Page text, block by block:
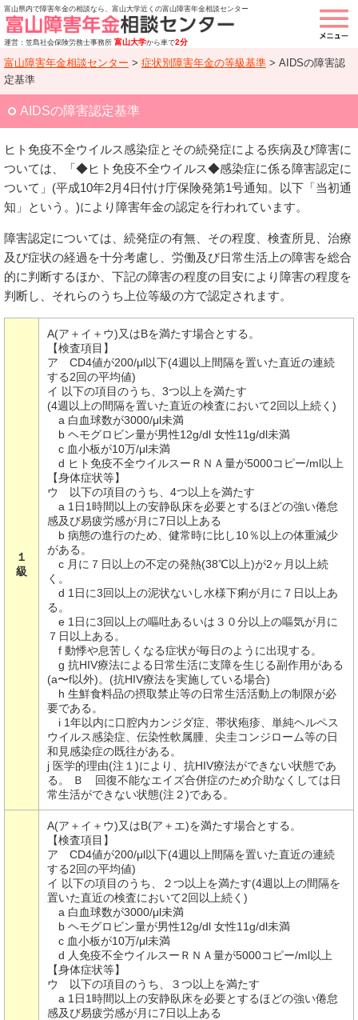
富山県内で障害年金の相談なら、富山大学近くの富山障害年金相談センター
運営：笠島社会保険労務士事務所 富山大学から車で2分
富山障害年金相談センター > 症状別障害年金の等級基準 > AIDSの障害認
定基準
AIDSの障害認定基準
ヒト免疫不全ウイルス感染症とその続発症による疾病及び障害に
ついては、「◆ヒト免疫不全ウイルス◆感染症に係る障害認定に
ついて」(平成10年2月4日付け庁保険発第1号通知。以下「当初通
知」という。)により障害年金の認定を行われています。
障害認定については、続発症の有無、その程度、検査所見、治療
及び症状の経過を十分考慮し、労働及び日常生活上の障害を総合
的に判断するほか、下記の障害の程度の目安により障害の程度を
判断し、それらのうち上位等級の方で認定されます。
１
級
A(ア＋イ＋ウ)又はBを満たす場合とする。
【検査項目】
ア CD4値が200/μl以下(4週以上間隔を置いた直近の連続
する2回の平均値)
イ 以下の項目のうち、3つ以上を満たす
(4週以上の間隔を置いた直近の検査において2回以上続く)
a 白血球数が3000/μl未満
b ヘモグロビン量が男性12g/dl 女性11g/dl未満
c 血小板が10万/μl未満
d ヒト免疫不全ウイルスーＲＮＡ量が5000コピー/ml以上
【身体症状等】
ウ 以下の項目のうち、4つ以上を満たす
a 1日1時間以上の安静臥床を必要とするほどの強い倦怠
感及び易疲労感が月に7日以上ある
b 病態の進行のため、健常時に比し10％以上の体重減少
がある。
c 月に７日以上の不定の発熱(38℃以上)が2ヶ月以上続
く。
d 1日に3回以上の泥状ないし水様下痢が月に７日以上あ
る。
e 1日に3回以上の嘔吐あるいは３０分以上の嘔気が月に
７日以上ある。
f 動悸や息苦しくなる症状が毎日のように出現する。
g 抗HIV療法による日常生活に支障を生じる副作用がある
(a〜f以外)。(抗HIV療法を実施している場合)
h 生鮮食料品の摂取禁止等の日常生活活動上の制限が必
要である。
i 1年以内に口腔内カンジダ症、帯状疱疹、単純ヘルペス
ウイルス感染症、伝染性軟属腫、尖圭コンジローム等の日
和見感染症の既往がある。
j 医学的理由(注１)により、抗HIV療法ができない状態であ
る。 Ｂ 回復不能なエイズ合併症のため介助なくしては日
常生活ができない状態(注２)である。
A(ア＋イ＋ウ)又はB(ア＋エ)を満たす場合とする。
【検査項目】
ア CD4値が200/μl以下(4週以上間隔を置いた直近の連続
する2回の平均値)
イ 以下の項目のうち、２つ以上を満たす(4週以上の間隔を
置いた直近の検査において2回以上続く)
a 白血球数が3000/μl未満
b ヘモグロビン量が男性12g/dl 女性11g/dl未満
c 血小板が10万/μl未満
d 人免疫不全ウイルスーＲＮＡ量が5000コピー/ml以上
【身体症状等】
ウ 以下の項目のうち、３つ以上を満たす
a 1日1時間以上の安静臥床を必要とするほどの強い倦怠
感及び易疲労感が月に7日以上ある